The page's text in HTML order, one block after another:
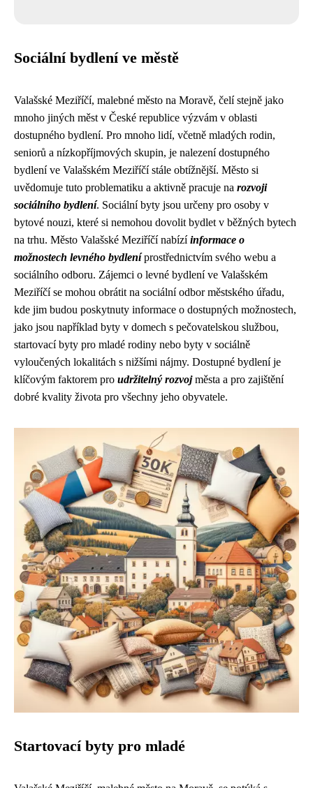
Sociální bydlení ve městě
Valašské Meziříčí, malebné město na Moravě, čelí stejně jako
mnoho jiných měst v České republice výzvám v oblasti
dostupného bydlení. Pro mnoho lidí, včetně mladých rodin,
seniorů a nízkopříjmových skupin, je nalezení dostupného
bydlení ve Valašském Meziříčí stále obtížnější. Město si
uvědomuje tuto problematiku a aktivně pracuje na rozvoji
sociálního bydlení. Sociální byty jsou určeny pro osoby v
bytové nouzi, které si nemohou dovolit bydlet v běžných bytech
na trhu. Město Valašské Meziříčí nabízíinformace o
možnostech levného bydleníprostřednictvím svého webu a
sociálního odboru. Zájemci o levné bydlení ve Valašském
Meziříčí se mohou obrátit na sociální odbor městského úřadu,
kde jim budou poskytnuty informace o dostupných možnostech,
jako jsou například byty v domech s pečovatelskou službou,
startovací byty pro mladé rodiny nebo byty v sociálně
vyloučených lokalitách s nižšími nájmy. Dostupné bydlení je
klíčovým faktorem pro udržitelný rozvojměsta a pro zajištění
dobré kvality života pro všechny jeho obyvatele.
Startovací byty pro mladé